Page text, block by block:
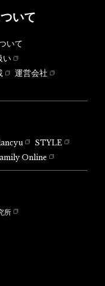
いて
いて
い
運営会社
STYLE
Online
所